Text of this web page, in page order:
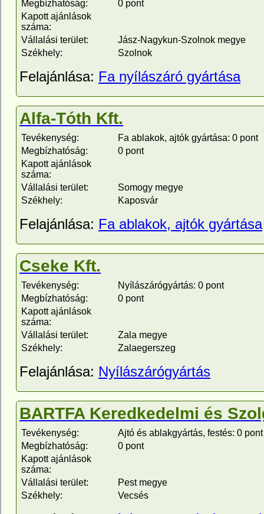
Megbízhatóság:
0 pont
Kapott ajánlások
száma:
Vállalási terület:
Jász-Nagykun-Szolnok megye
Székhely:
Szolnok
Felajánlása: Fa nyílászáró gyártása
Alfa-Tóth Kft.
Tevékenység:
Fa ablakok, ajtók gyártása: 0 pont
Megbízhatóság:
0 pont
Kapott ajánlások
száma:
Vállalási terület:
Somogy megye
Székhely:
Kaposvár
Felajánlása: Fa ablakok, ajtók gyártása
Cseke Kft.
Tevékenység:
Nyílászárógyártás: 0 pont
Megbízhatóság:
0 pont
Kapott ajánlások
száma:
Vállalási terület:
Zala megye
Székhely:
Zalaegerszeg
Felajánlása: Nyílászárógyártás
BARTFA Keredkedelmi és
Tevékenység:
Ajtó és ablakgyártás, festés: 0 pont
Megbízhatóság:
0 pont
Kapott ajánlások
száma:
Vállalási terület:
Pest megye
Székhely:
Vecsés